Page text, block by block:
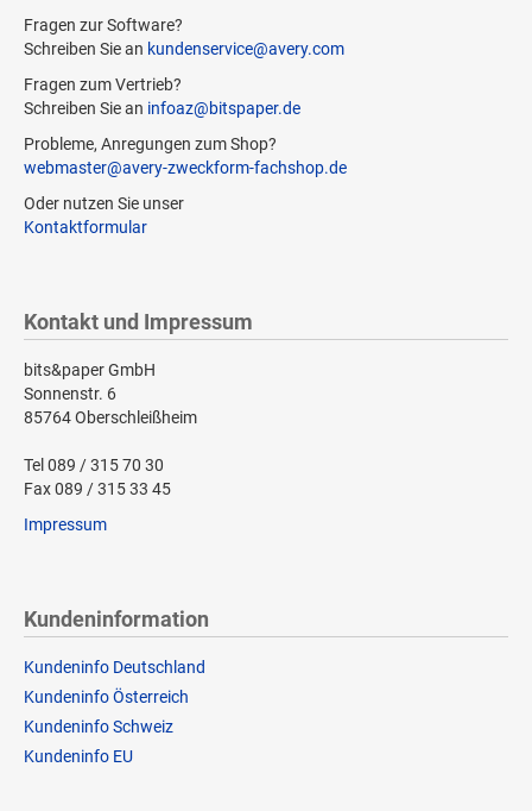
Fragen zur Software?
Schreiben Sie an kundenservice@avery.com
Fragen zum Vertrieb?
Schreiben Sie an infoaz@bitspaper.de
Probleme, Anregungen zum Shop?
webmaster@avery-zweckform-fachshop.de
Oder nutzen Sie unser
Kontaktformular
Kontakt und Impressum
bits&paper GmbH
Sonnenstr. 6
85764 Oberschleißheim
Tel 089 / 315 70 30
Fax 089 / 315 33 45
Impressum
Kundeninformation
Kundeninfo Deutschland
Kundeninfo Österreich
Kundeninfo Schweiz
Kundeninfo EU